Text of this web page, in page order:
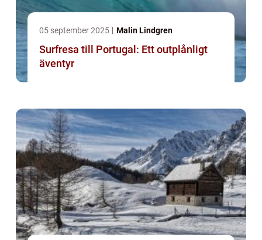
05 september 2025 Malin Lindgren
Surfresa till Portugal: Ett outplånligt
äventyr